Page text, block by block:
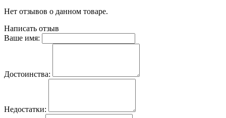
Нет отзывов о данном товаре.
Написать отзыв
Ваше имя:
Достоинства:
Недостатки: